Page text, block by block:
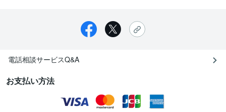
電話相談サービスQ&A
お支払い方法